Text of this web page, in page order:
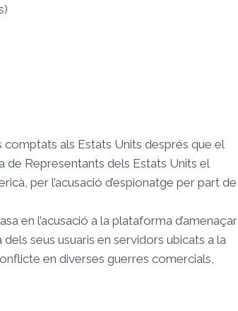
comptats als Estats Units després que el
de Representants dels Estats Units el
per l’acusació d’espionatge per part de
en l’acusació a la plataforma d’amenaçar
seus usuaris en servidors ubicats a la
en diverses guerres comercials,